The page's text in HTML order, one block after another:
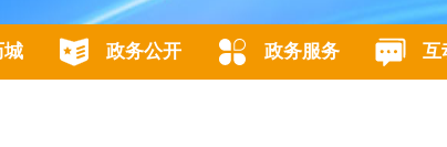
城 政务公开 政务服务 互